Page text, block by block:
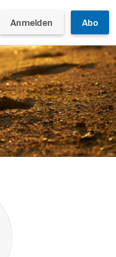
Anmelden Abo